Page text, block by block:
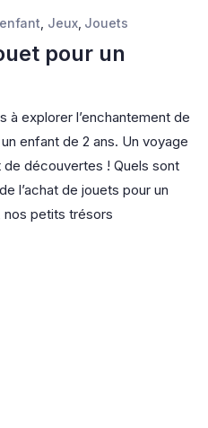
Jeux, Jouets
pour un
à explorer l’enchantement de
enfant de 2 ans. Un voyage
découvertes ! Quels sont
l’achat de jouets pour un
nos petits trésors